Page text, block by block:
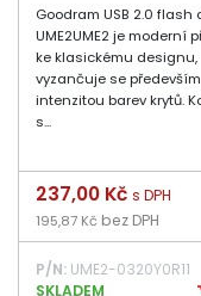
Goodram USB 2.0 flash
UME2UME2 je moderní
ke klasickému designu,
vyzančuje se především
intenzitou barev krytů.
s...
Cena
237,00 Kč s DPH
195,87 Kč bez DPH
P/N: UME2-0320Y0R11
SKLADEM